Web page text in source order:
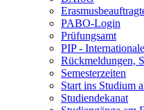
PABO-Login
Prüfungsamt
PIP -
Rückmeldungen,
Semesterzeiten
Start ins Studium
Studiendekanat